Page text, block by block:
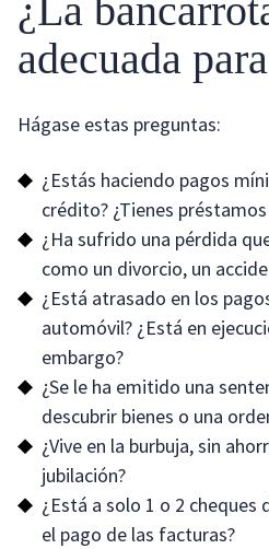
¿La
adecuada
Hágase estas preguntas:
¿Estás haciendo pagos
crédito? ¿Tienes
¿Ha sufrido una pérdida
como un divorcio, un
¿Está atrasado en los
automóvil? ¿Está en
embargo?
¿Se le ha emitido una
descubrir bienes o una
¿Vive en la burbuja, sin
jubilación?
¿Está a solo 1 o 2 cheques
el pago de las facturas?